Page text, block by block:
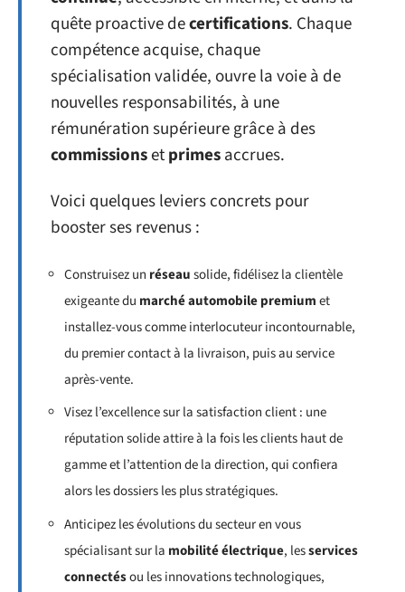
quête proactive decertifications. Chaque
compétence acquise, chaque
spécialisation validée, ouvre la voie à de
nouvelles responsabilités, à une
rémunération supérieure grâce à des
commissionsetprimesaccrues.
Voici quelques leviers concrets pour
booster ses revenus :
Construisez un réseausolide, fidélisez la clientèle
exigeante du marché automobile premiumet
installez-vous comme interlocuteur incontournable,
du premier contact à la livraison, puis au service
après-vente.
Visez l’excellence sur la satisfaction client : une
réputation solide attire à la fois les clients haut de
gamme et l’attention de la direction, qui confiera
alors les dossiers les plus stratégiques.
Anticipez les évolutions du secteur en vous
spécialisant sur la mobilité électrique, lesservices
connectésou les innovations technologiques,